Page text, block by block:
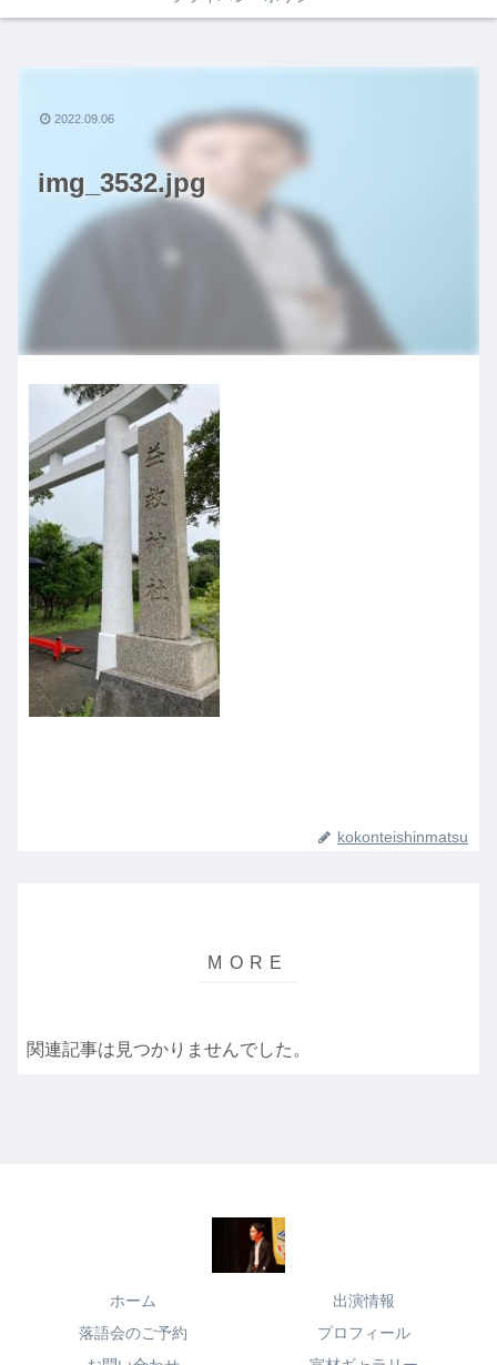
img_3532.jpg
2022.09.06
kokonteishinmatsu
関連記事は見つかりませんでした。
ホーム
出演情報
落語会のご予約
プロフィール